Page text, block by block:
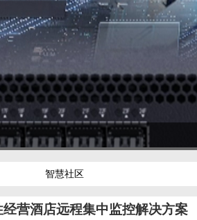
智慧社区
经营酒店远程集中监控解决方案